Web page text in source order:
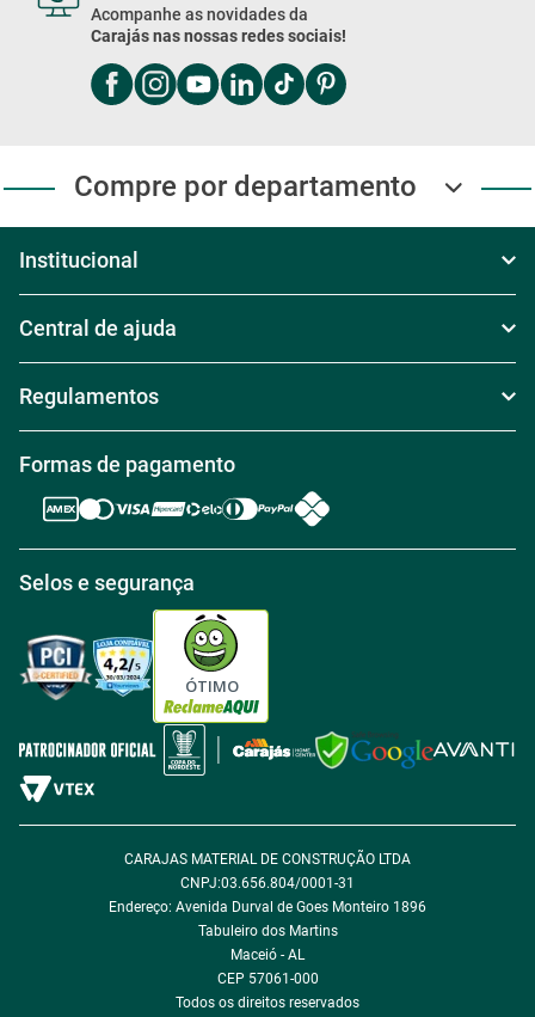
Acompanhe as novidades da
Carajás nas nossas redes sociais!
Compre por departamento
Institucional
Televendas
Nossas Lojas
Trabalhe conosco
Central de atendimento
Central de ajuda
Política de Troca
Política de Reembolso
Política de Entrega
Política de Privacidade
Política de Cookie
Política de Desconto
Fale com encarregado de dados
Regulamentos
Regras de Desconto
Regulamento Aniversário Premiado
Formas de pagamento
Selos e segurança
ÓTIMO
CARAJAS MATERIAL DE CONSTRUÇÃO LTDA
CNPJ:03.656.804/0001-31
Endereço: Avenida Durval de Goes Monteiro 1896
Tabuleiro dos Martins
Maceió - AL
CEP 57061-000
Todos os direitos reservados